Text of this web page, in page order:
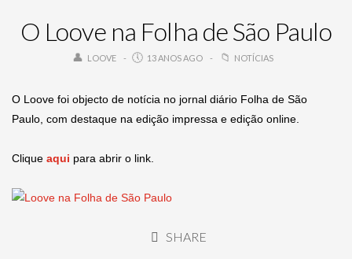
O Loove na Folha de São Paulo
LOOVE 13 ANOS AGO NOTÍCIAS
O Loove foi objecto de notícia no jornal diário Folha de São
Paulo, com destaque na edição impressa e edição online.
Clique aqui para abrir o link.
SHARE